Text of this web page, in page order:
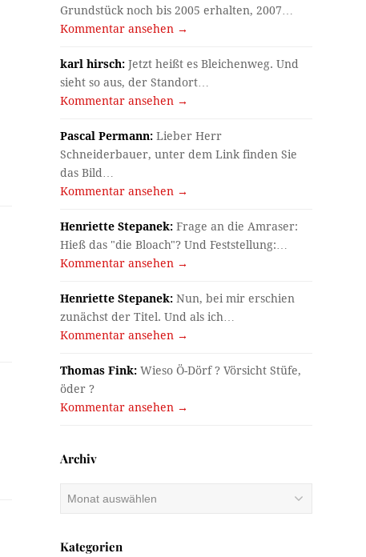
Grundstück noch bis 2005 erhalten, 2007…
Kommentar ansehen →
karl hirsch: Jetzt heißt es Bleichenweg. Und
sieht so aus, der Standort…
Kommentar ansehen →
Pascal Permann: Lieber Herr
Schneiderbauer, unter dem Link finden Sie
das Bild…
Kommentar ansehen →
Henriette Stepanek: Frage an die Amraser:
Hieß das "die Bloach"? Und Feststellung:…
Kommentar ansehen →
Henriette Stepanek: Nun, bei mir erschien
zunächst der Titel. Und als ich…
Kommentar ansehen →
Thomas Fink: Wieso Ö-Dörf ? Vörsicht Stüfe,
öder ?
Kommentar ansehen →
Archiv
Kategorien